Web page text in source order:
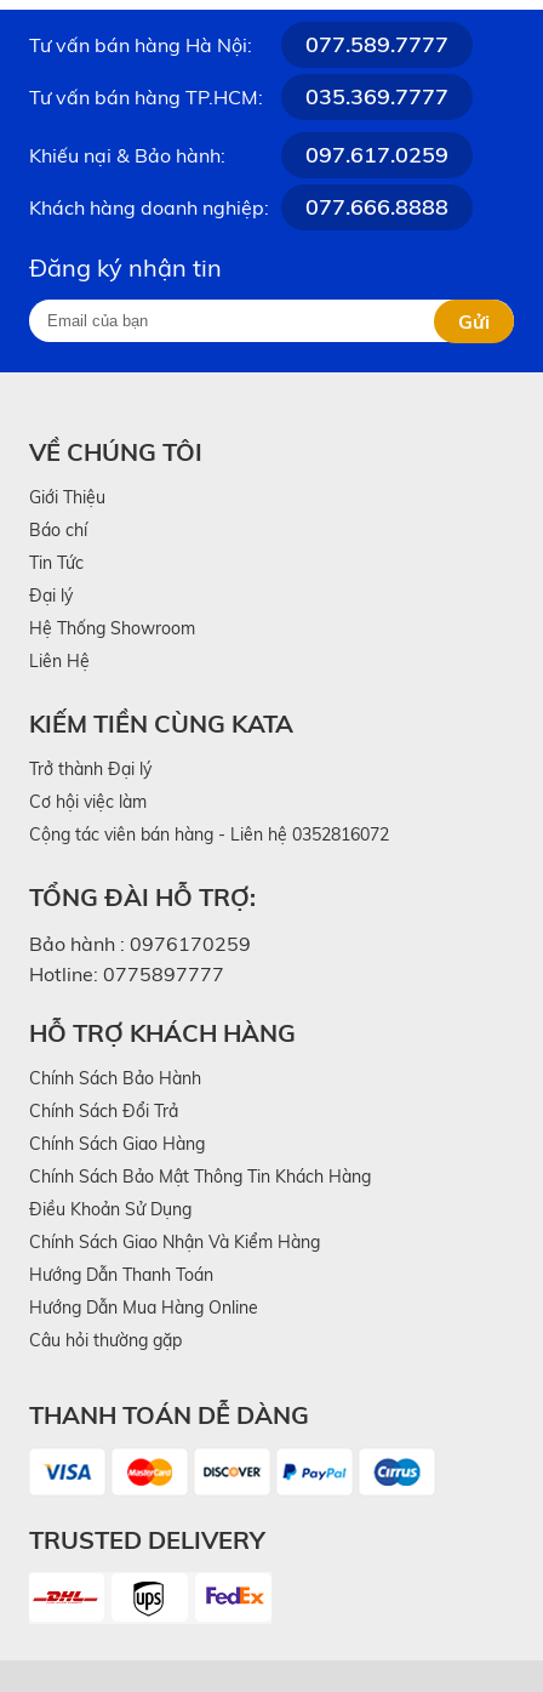
Tư vấn bán hàng Hà Nội: 077.589.7777
Tư vấn bán hàng TP.HCM: 035.369.7777
Khiếu nại & Bảo hành: 097.617.0259
Khách hàng doanh nghiệp: 077.666.8888
Đăng ký nhận tin
Gửi
VỀ CHÚNG TÔI
Giới Thiệu
Báo chí
Tin Tức
Đại lý
Hệ Thống Showroom
Liên Hệ
KIẾM TIỀN CÙNG KATA
Trở thành Đại lý
Cơ hội việc làm
Cộng tác viên bán hàng - Liên hệ 0352816072
TỔNG ĐÀI HỖ TRỢ:
Bảo hành : 0976170259
Hotline: 0775897777
HỖ TRỢ KHÁCH HÀNG
Chính Sách Bảo Hành
Chính Sách Đổi Trả
Chính Sách Giao Hàng
Chính Sách Bảo Mật Thông Tin Khách Hàng
Điều Khoản Sử Dụng
Chính Sách Giao Nhận Và Kiểm Hàng
Hướng Dẫn Thanh Toán
Hướng Dẫn Mua Hàng Online
Câu hỏi thường gặp
THANH TOÁN DỄ DÀNG
TRUSTED DELIVERY